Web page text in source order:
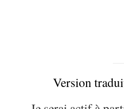
Version